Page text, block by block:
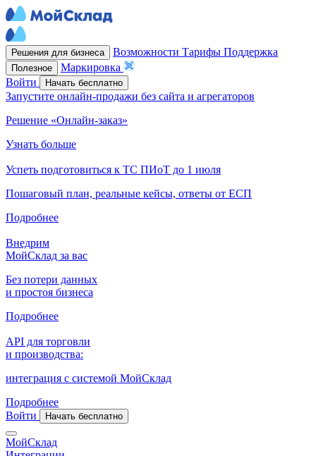
Решения для бизнеса Возможности Тарифы Поддержка
Полезное
Маркировка
Войти
Начать бесплатно
Запустите онлайн-продажи без сайта и агрегаторов
Решение «Онлайн-заказ»
Узнать больше
Успеть подготовиться к ТС ПИоТ до 1 июля
Пошаговый план, реальные кейсы, ответы от ЕСП
Подробнее
Внедрим
МойСклад за вас
Без потери данных
и простоя бизнеса
Подробнее
API для торговли
и производства:
интеграция с системой МойСклад
Подробнее
Войти
Начать бесплатно
МойСклад